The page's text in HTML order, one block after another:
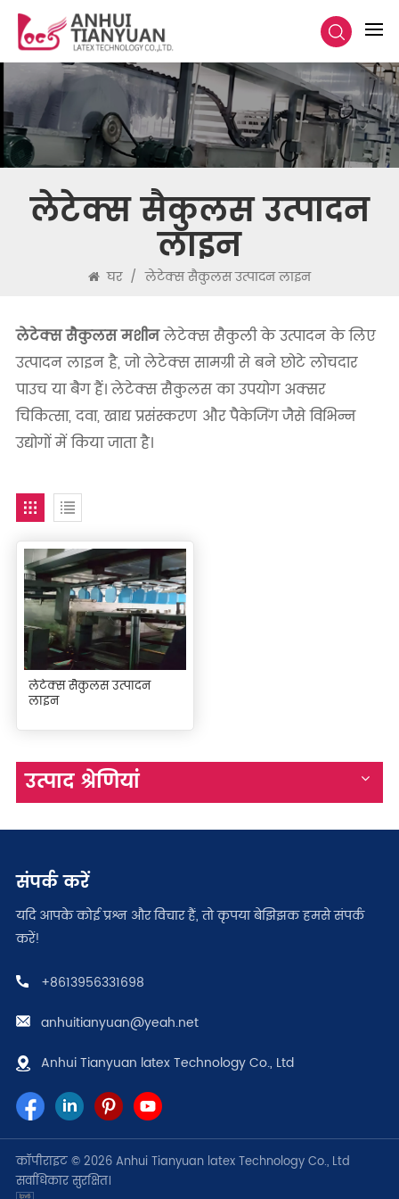
लेटेक्स सैकुलस उत्पादन
लाइन
घर / लेटेक्स सैकुलस उत्पादन लाइन
लेटेक्स सैकुलस मशीनलेटेक्स सैकुली के उत्पादन के लिए
उत्पादन लाइन है, जो लेटेक्स सामग्री से बने छोटे लोचदार
पाउच या बैग हैं। लेटेक्स सैकुलस का उपयोग अक्सर
चिकित्सा, दवा, खाद्य प्रसंस्करण और पैकेजिंग जैसे विभिन्न
उद्योगों में किया जाता है।
लेटेक्स सैकुलस उत्पादन
लाइन
उत्पाद श्रेणियां
संपर्क करें
यदि आपके कोई प्रश्न और विचार हैं, तो कृपया बेझिझक हमसे संपर्क
करें!
+8613956331698
anhuitianyuan@yeah.net
Anhui Tianyuan latex Technology Co., Ltd
कॉपीराइट © 2026 Anhui Tianyuan latex Technology Co., Ltd
सर्वाधिकार सुरक्षित।